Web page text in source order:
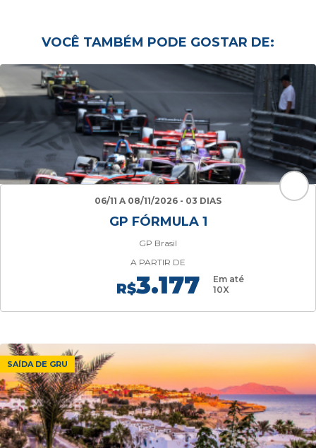
VOCÊ TAMBÉM PODE GOSTAR DE:
06/11 A 08/11/2026 - 03 DIAS
GP FÓRMULA 1
GP Brasil
A PARTIR DE
R$3.177
Em até
10X
SAÍDA DE GRU